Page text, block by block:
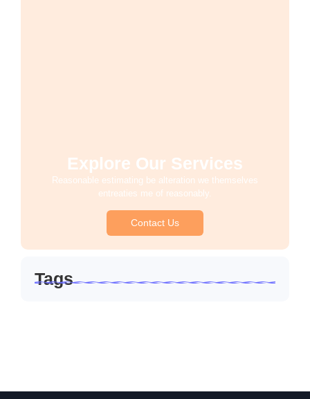
Explore Our Services
Reasonable estimating be alteration we themselves
entreaties me of reasonably.
Contact Us
Tags